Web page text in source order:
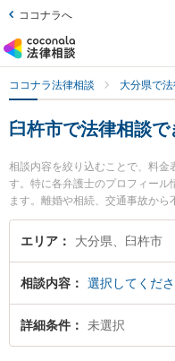
ココナラへ
ココナラ法律相談 大分県で
臼杵市で法律相談
相談内容を絞り込むことで、料金
す。特に各弁護士のプロフィール
ます。離婚や相続、交通事故か
く取り扱う弁護士が多数。こん
い。臼杵市で土日や夜間に発生
る臼杵市内の弁護士に相談予約
です。
エリア 大分県、臼杵市
相談内容 選択してくだ
詳細条件 未選択